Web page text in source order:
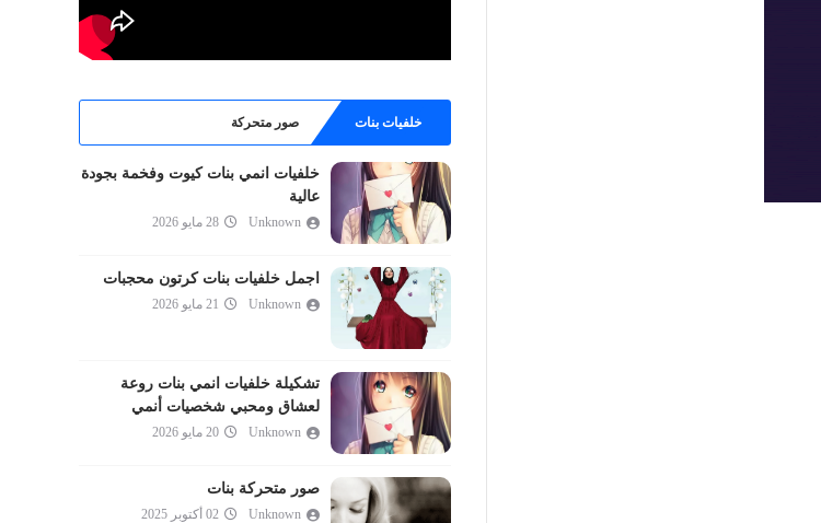
خلفيات بنات صور متحركة
خلفيات انمي بنات كيوت وفخمة بجودة
عالية
Unknown 28 مايو 2026
اجمل خلفيات بنات كرتون محجبات
Unknown 21 مايو 2026
تشكيلة خلفيات انمي بنات روعة
لعشاق ومحبي شخصيات أنمي
Unknown 20 مايو 2026
صور متحركة بنات
Unknown 02 أكتوبر 2025